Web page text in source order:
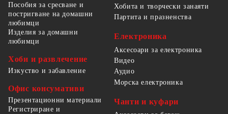
Пособия за сресване и
постригване на домашни
любимци
Изделия за домашни
любимци
Хоби и развлечение
Изкуство и забавление
Офис консумативи
Презентационни материали
Регистриране и
Хобита и творчески занаяти
Партита и празненства
Електроника
Аксесоари за електроника
Видео
Аудио
Морска електроника
Чанти и куфари